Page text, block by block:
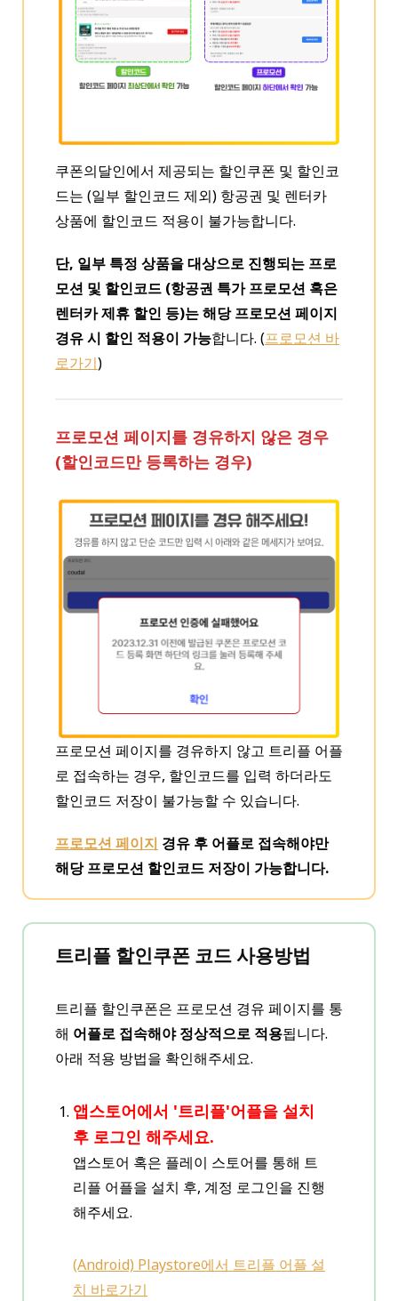
쿠폰의달인에서 제공되는 할인쿠폰 및 할인코
드는 (일부 할인코드 제외) 항공권 및 렌터카
상품에 할인코드 적용이 불가능합니다.
단, 일부 특정 상품을 대상으로 진행되는 프로
모션 및 할인코드 (항공권 특가 프로모션 혹은
렌터카 제휴 할인 등)는 해당 프로모션 페이지
경유 시 할인 적용이 가능합니다. (프로모션 바
로가기)
프로모션 페이지를 경유하지 않은 경우
(할인코드만 등록하는 경우)
프로모션 페이지를 경유하지 않고 트리플 어플
로 접속하는 경우, 할인코드를 입력 하더라도
할인코드 저장이 불가능할 수 있습니다.
프로모션 페이지 경유 후 어플로 접속해야만
해당 프로모션 할인코드 저장이 가능합니다.
트리플 할인쿠폰 코드 사용방법
트리플 할인쿠폰은 프로모션 경유 페이지를 통
해 어플로 접속해야 정상적으로 적용됩니다.
아래 적용 방법을 확인해주세요.
앱스토어에서 '트리플'어플을 설치
후 로그인 해주세요.
앱스토어 혹은 플레이 스토어를 통해 트
리플 어플을 설치 후, 계정 로그인을 진행
해주세요.
(Android) Playstore에서 트리플 어플 설
치 바로가기